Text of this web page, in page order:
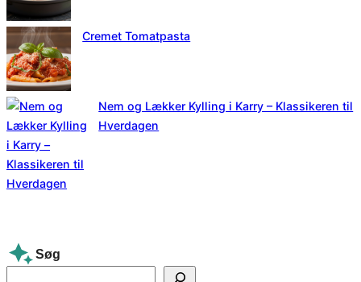
Cremet Tomatpasta
Nem og Lækker Kylling i Karry – Klassikeren til
Hverdagen
Søg